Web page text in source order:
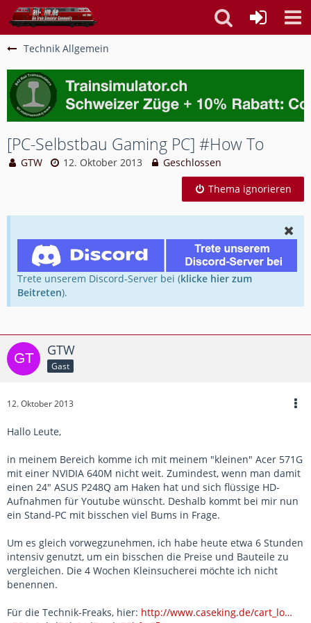
Technik Allgemein
[PC-Selbstbau Gaming PC] #How To
GTW 12. Oktober 2013
Geschlossen
Thema ignorieren
Trete unserem Discord-Server bei (klicke hier zum
Beitreten).
GTW
Gast
12. Oktober 2013
Hallo Leute,
in meinem Bereich komme ich mit meinem "kleinen" Acer 571G
mit einer NVIDIA 640M nicht weit. Zumindest, wenn man damit
einen 24" ASUS P248Q am Haken hat und sich flüssige HD-
Aufnahmen für Youtube wünscht. Deshalb kommt bei mir nun
ein Stand-PC mit bisschen viel Bums in Frage.
Um es gleich vorwegzunehmen, ich habe heute etwa 6 Stunden
intensiv genutzt, um ein bisschen die Preise und Bauteile zu
vergleichen. Die 4 Wochen Kleinsucherei möchte ich nicht
benennen.
Für die Technik-Freaks, hier: http://www.caseking.de/cart_lo…